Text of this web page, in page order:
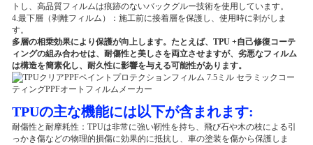
トし、高品質フィルムは痕跡のないバックグルー技術を使用しています。
4.最下層（剥離フィルム）：施工前に接着層を保護し、使用時に剥がしま
す。
多層の相乗効果により保護が向上します。たとえば、TPU +自己修復コーテ
ィングの組み合わせは、耐傷性と美しさを両立させますが、劣悪なフィルム
は構造を簡素化し、耐久性に影響を与える可能性があります。
TPUの主な機能には以下が含まれます:
耐傷性と耐摩耗性：TPUは非常に強い靭性を持ち、飛び石や木の枝による引
っかき傷などの物理的損傷に効果的に抵抗し、車の塗装を傷から保護しま